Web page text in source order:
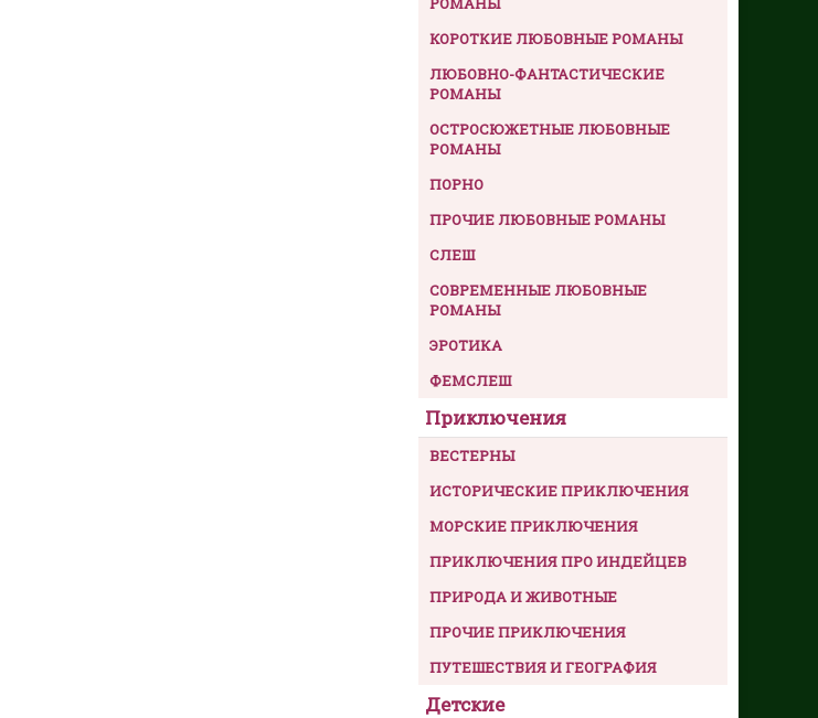
КОРОТКИЕ ЛЮБОВНЫЕ РОМАНЫ
ЛЮБОВНО-ФАНТАСТИЧЕСКИЕ
РОМАНЫ
ОСТРОСЮЖЕТНЫЕ ЛЮБОВНЫЕ
РОМАНЫ
ПОРНО
ПРОЧИЕ ЛЮБОВНЫЕ РОМАНЫ
СЛЕШ
СОВРЕМЕННЫЕ ЛЮБОВНЫЕ
РОМАНЫ
ЭРОТИКА
ФЕМСЛЕШ
Приключения
ВЕСТЕРНЫ
ИСТОРИЧЕСКИЕ ПРИКЛЮЧЕНИЯ
МОРСКИЕ ПРИКЛЮЧЕНИЯ
ПРИКЛЮЧЕНИЯ ПРО ИНДЕЙЦЕВ
ПРИРОДА И ЖИВОТНЫЕ
ПРОЧИЕ ПРИКЛЮЧЕНИЯ
ПУТЕШЕСТВИЯ И ГЕОГРАФИЯ
Детские